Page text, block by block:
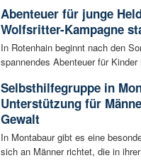
Abenteuer für junge
Wolfsritter-Kampagne
In Rotenhain beginnt nach den
spannendes Abenteuer für
Selbsthilfegruppe in
Unterstützung für
Gewalt
In Montabaur gibt es eine
sich an Männer richtet, die in